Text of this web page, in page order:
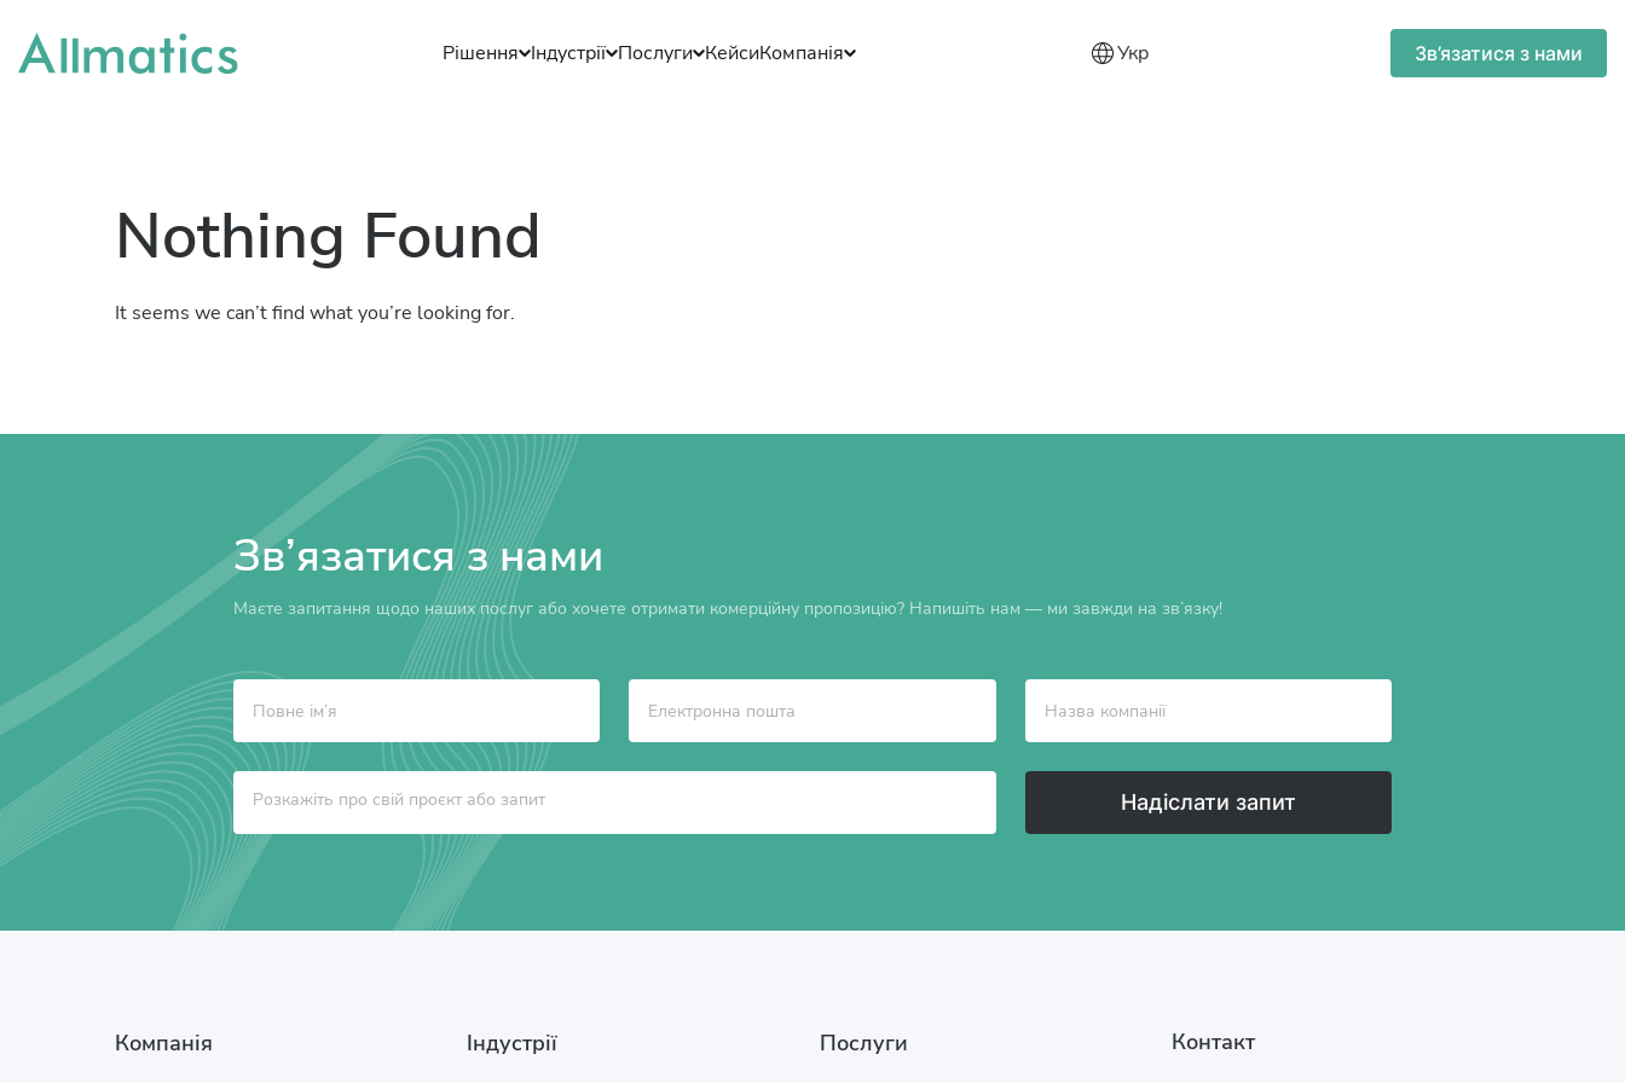
Рішення Індустрії Послуги КейсиКомпанія Укр Зв’язатися з нами
Nothing Found
It seems we can’t find what you’re looking for.
Зв’язатися з нами
Маєте запитання щодо наших послуг або хочете отримати комерційну пропозицію? Напишіть нам — ми завжди на зв’язку!
Надіслати запит
Компанія Індустрії Послуги Контакт